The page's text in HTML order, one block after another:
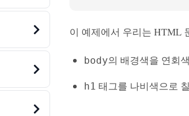
이 예제에서 우리는 HTML
body의 배경색을 연회
h1 태그를 나비색으로